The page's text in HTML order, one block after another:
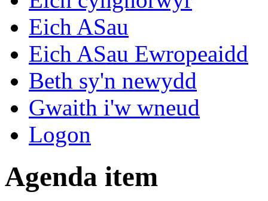
Eich ASau
Eich ASau Ewropeaidd
Beth sy'n newydd
Gwaith i'w wneud
Logon
Agenda item